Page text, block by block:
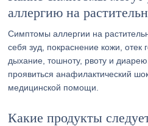
аллергию на
Симптомы аллергии на
себя зуд, покраснение кожи, отек
дыхание, тошноту, рвоту и
проявиться анафилактический
медицинской помощи.
Какие продукты